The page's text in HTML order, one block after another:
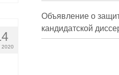
Объявление о
кандидатской
Трындиной Николь